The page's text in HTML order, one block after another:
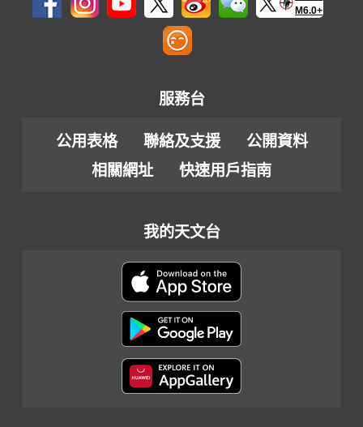
M6.0+
服務台
公用表格 聯絡及支援
公開資料
相關網址
快速用戶指南
我的天文台